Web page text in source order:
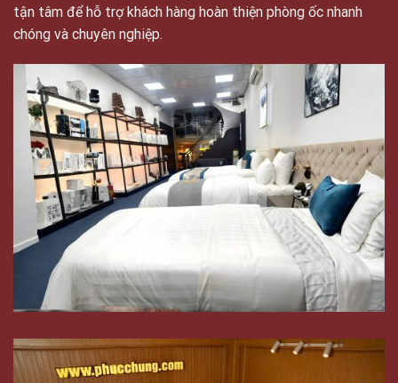
tận tâm để hỗ trợ khách hàng hoàn thiện phòng ốc nhanh
chóng và chuyên nghiệp.